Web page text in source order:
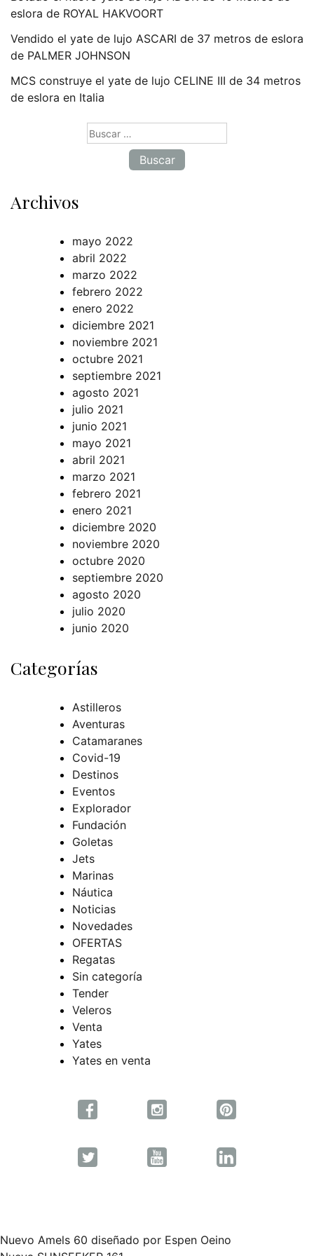
eslora de ROYAL HAKVOORT
Vendido el yate de lujo ASCARI de 37 metros de eslora
de PALMER JOHNSON
MCS construye el yate de lujo CELINE III de 34 metros
de eslora en Italia
Archivos
mayo 2022
abril 2022
marzo 2022
febrero 2022
enero 2022
diciembre 2021
noviembre 2021
octubre 2021
septiembre 2021
agosto 2021
julio 2021
junio 2021
mayo 2021
abril 2021
marzo 2021
febrero 2021
enero 2021
diciembre 2020
noviembre 2020
octubre 2020
septiembre 2020
agosto 2020
julio 2020
junio 2020
Categorías
Astilleros
Aventuras
Catamaranes
Covid-19
Destinos
Eventos
Explorador
Fundación
Goletas
Jets
Marinas
Náutica
Noticias
Novedades
OFERTAS
Regatas
Sin categoría
Tender
Veleros
Venta
Yates
Yates en venta
Nuevo Amels 60 diseñado por Espen Oeino